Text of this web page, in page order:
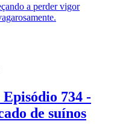
a perder vigor
734 -
de suínos